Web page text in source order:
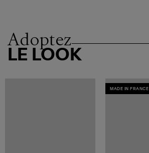
Adoptez
LE LOOK
MADE IN FRANCE